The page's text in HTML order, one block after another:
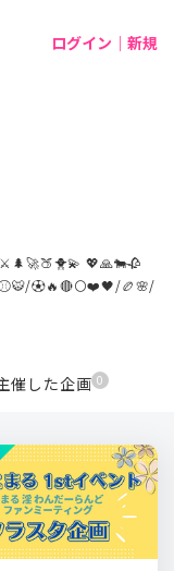
ログイン｜新規
💖🙏🐄🥀
⚽️🔥🔴⚪️❤️🖤/🏉🌸/
催した企画 0